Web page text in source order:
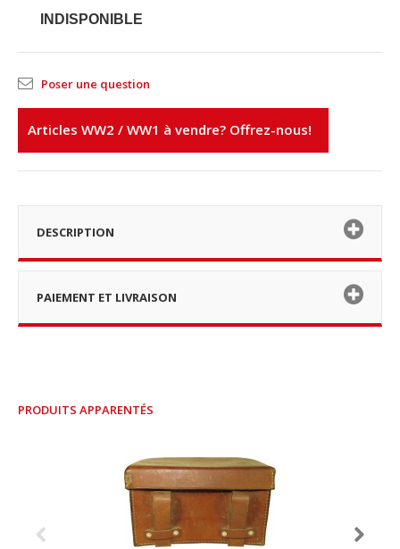
INDISPONIBLE
Poser une question
Articles WW2 / WW1 à vendre? Offrez-nous!
DESCRIPTION
PAIEMENT ET LIVRAISON
PRODUITS APPARENTÉS